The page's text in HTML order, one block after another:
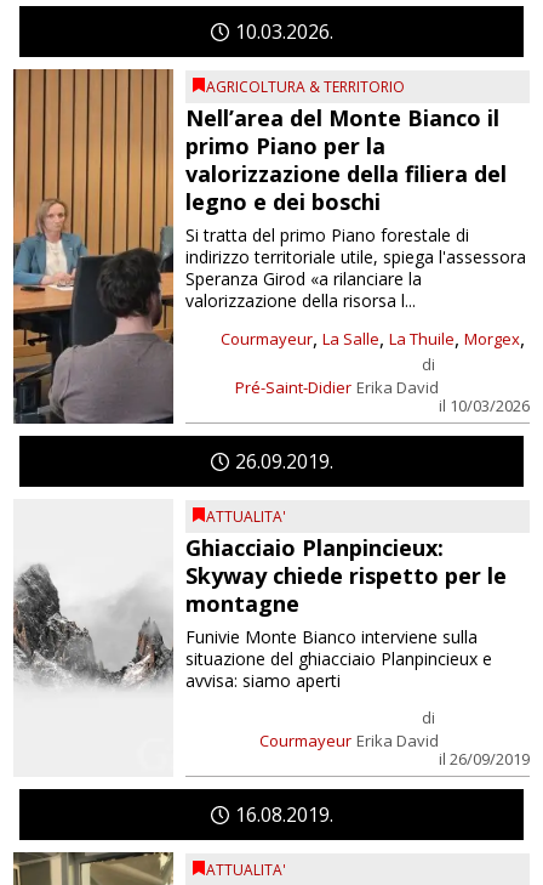
1003 2026
AGRICOLTURA & TERRITORIO
Nell’area del Monte Bianco il
primo Piano per la
valorizzazione della filiera del
legno e dei boschi
Courmayeur, La Salle, La Thuile, Morgex,
Pré-Saint-Didier
di
Erika David
il 10/03/2026
Si tratta del primo Piano forestale di
indirizzo territoriale utile, spiega l'assessora
Speranza Girod «a rilanciare la
valorizzazione della risorsa l...
2609 2019
ATTUALITA'
Ghiacciaio Planpincieux:
Skyway chiede rispetto per le
montagne
Courmayeur
di
Erika David
il 26/09/2019
Funivie Monte Bianco interviene sulla
situazione del ghiacciaio Planpincieux e
avvisa: siamo aperti
1608 2019
ATTUALITA'